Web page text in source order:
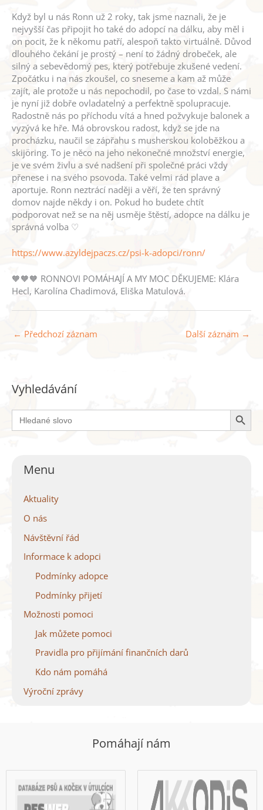
Když byl u nás Ronn už 2 roky, tak jsme naznali, že je
nejvyšší čas připojit ho také do adopcí na dálku, aby měl i
on pocit, že k někomu patří, alespoň takto virtuálně. Důvod
dlouhého čekání je prostý – není to žádný drobeček, ale
silný a sebevědomý pes, který potřebuje zkušené vedení.
Zpočátku i na nás zkoušel, co sneseme a kam až může
zajít, ale protože u nás nepochodil, po čase to vzdal. S námi
je nyní již dobře ovladatelný a perfektně spolupracuje.
Radostně nás po příchodu vítá a hned požvykuje balonek a
vyzývá ke hře. Má obrovskou radost, když se jde na
procházku, naučil se zápřahu s musherskou koloběžkou a
skijöring. To je něco na jeho nekonečné množství energie,
je ve svém živlu a své nadšení při společné práci vždy
přenese i na svého psovoda. Také velmi rád plave a
aportuje. Ronn neztrácí naději a věří, že ten správný
domov najde někdy i on. Pokud ho budete chtít
podporovat než se na něj usměje štěstí, adopce na dálku je
správná volba ♡
https://www.azyldejpaczs.cz/psi-k-adopci/ronn/
🧡🧡🧡 RONNOVI POMÁHAJÍ A MY MOC DĚKUJEME: Klára
Hecl, Karolína Chadimová, Eliška Matulová.
← Předchozí záznam Další záznam →
Vyhledávání
Search
for:
Search Button
Menu
Aktuality
O nás
Návštěvní řád
Informace k adopci
Podmínky adopce
Podmínky přijetí
Možnosti pomoci
Jak můžete pomoci
Pravidla pro přijímání finančních darů
Kdo nám pomáhá
Výroční zprávy
Pomáhají nám